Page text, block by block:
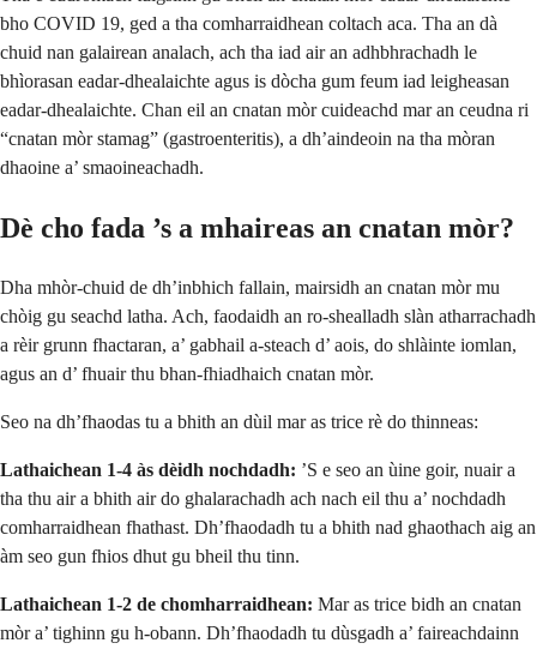
bho COVID 19, ged a tha comharraidhean coltach aca. Tha an dà
chuid nan galairean analach, ach tha iad air an adhbhrachadh le
bhìorasan eadar-dhealaichte agus is dòcha gum feum iad leigheasan
eadar-dhealaichte. Chan eil an cnatan mòr cuideachd mar an ceudna ri
“cnatan mòr stamag” (gastroenteritis), a dh’aindeoin na tha mòran
dhaoine a’ smaoineachadh.
Dè cho fada ’s a mhaireas an cnatan mòr?
Dha mhòr-chuid de dh’inbhich fallain, mairsidh an cnatan mòr mu
chòig gu seachd latha. Ach, faodaidh an ro-shealladh slàn atharrachadh
a rèir grunn fhactaran, a’ gabhail a-steach d’ aois, do shlàinte iomlan,
agus an d’ fhuair thu bhan-fhiadhaich cnatan mòr.
Seo na dh’fhaodas tu a bhith an dùil mar as trice rè do thinneas:
Lathaichean 1-4 às dèidh nochdadh: ’S e seo an ùine goir, nuair a
tha thu air a bhith air do ghalarachadh ach nach eil thu a’ nochdadh
comharraidhean fhathast. Dh’fhaodadh tu a bhith nad ghaothach aig an
àm seo gun fhios dhut gu bheil thu tinn.
Lathaichean 1-2 de chomharraidhean: Mar as trice bidh an cnatan
mòr a’ tighinn gu h-obann. Dh’fhaodadh tu dùsgadh a’ faireachdainn